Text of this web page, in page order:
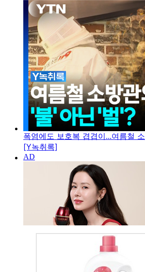
폭염에도 보호복 겹겹이...여름철
[Y녹취록]